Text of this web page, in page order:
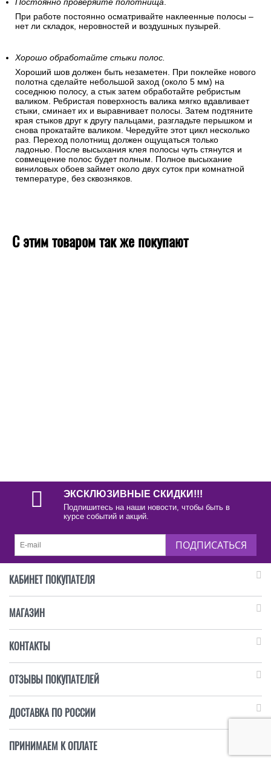
Постоянно проверяйте полотнища.
При работе постоянно осматривайте наклеенные полосы –
нет ли складок, неровностей и воздушных пузырей.
Хорошо обработайте стыки полос.
Хороший шов должен быть незаметен. При поклейке нового
полотна сделайте небольшой заход (около 5 мм) на
соседнюю полосу, а стык затем обработайте ребристым
валиком. Ребристая поверхность валика мягко вдавливает
стыки, сминает их и выравнивает полосы. Затем подтяните
края стыков друг к другу пальцами, разгладьте перышком и
снова прокатайте валиком. Чередуйте этот цикл несколько
раз. Переход полотнищ должен ощущаться только
ладонью. После высыхания клея полосы чуть стянутся и
совмещение полос будет полным. Полное высыхание
виниловых обоев займет около двух суток при комнатной
температуре, без сквозняков.
С этим товаром так же покупают
ЭКСКЛЮЗИВНЫЕ СКИДКИ!!!
Подпишитесь на наши новости, чтобы быть в
курсе событий и акций.
ПОДПИСАТЬСЯ
КАБИНЕТ ПОКУПАТЕЛЯ
МАГАЗИН
КОНТАКТЫ
ОТЗЫВЫ ПОКУПАТЕЛЕЙ
ДОСТАВКА ПО РОССИИ
ПРИНИМАЕМ К ОПЛАТЕ